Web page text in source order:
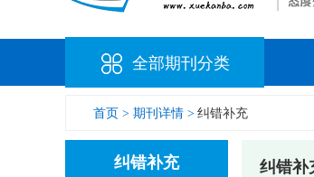
全部期刊分类
首页 > 期刊详情 > 纠错补充
纠错补充 纠错补